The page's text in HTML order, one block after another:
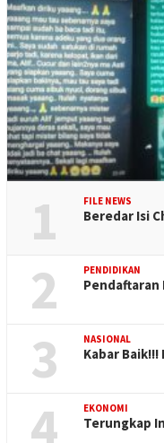
1 FILE NEWS
Beredar Isi
2 PENDIDIKAN
Pendaftaran
3 NASIONAL
Kabar Baik!!!
4 EKONOMI
Terungkap